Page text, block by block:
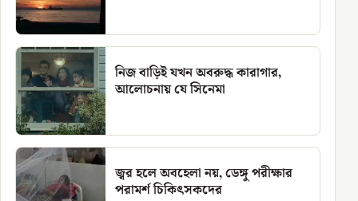
নিজ বাড়িই যখন অবরুদ্ধ কারাগার,
আলোচনায় যে সিনেমা
জ্বর হলে অবহেলা নয়, ডেঙ্গু পরীক্ষার
পরামর্শ চিকিৎসকদের